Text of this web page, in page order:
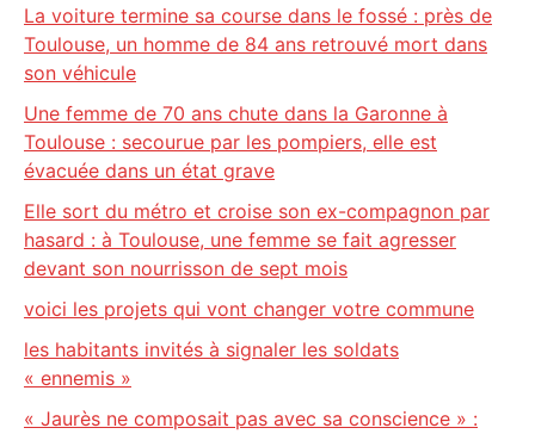
La voiture termine sa course dans le fossé : près de
Toulouse, un homme de 84 ans retrouvé mort dans
son véhicule
Une femme de 70 ans chute dans la Garonne à
Toulouse : secourue par les pompiers, elle est
évacuée dans un état grave
Elle sort du métro et croise son ex-compagnon par
hasard : à Toulouse, une femme se fait agresser
devant son nourrisson de sept mois
voici les projets qui vont changer votre commune
les habitants invités à signaler les soldats
« ennemis »
« Jaurès ne composait pas avec sa conscience » :